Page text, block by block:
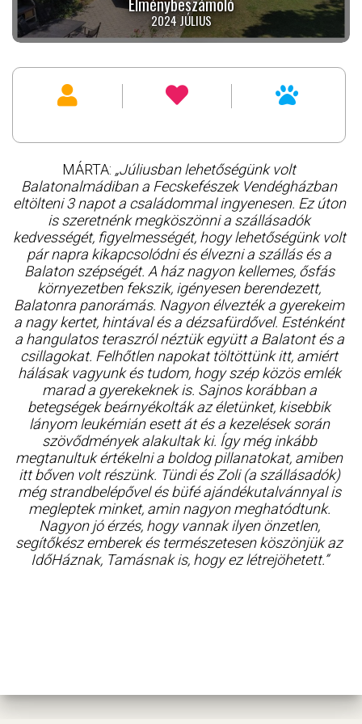
2024 JÚLIUS
MÁRTA: „Júliusban lehetőségünk volt
Balatonalmádiban a Fecskefészek Vendégházban
eltölteni 3 napot a családommal ingyenesen. Ez úton
is szeretnénk megköszönni a szállásadók
kedvességét, figyelmességét, hogy lehetőségünk volt
pár napra kikapcsolódni és élvezni a szállás és a
Balaton szépségét. A ház nagyon kellemes, ősfás
környezetben fekszik, igényesen berendezett,
Balatonra panorámás. Nagyon élvezték a gyerekeim
a nagy kertet, hintával és a dézsafürdővel. Esténként
a hangulatos teraszról néztük együtt a Balatont és a
csillagokat. Felhőtlen napokat töltöttünk itt, amiért
hálásak vagyunk és tudom, hogy szép közös emlék
marad a gyerekeknek is. Sajnos korábban a
betegségek beárnyékolták az életünket, kisebbik
lányom leukémián esett át és a kezelések során
szövődmények alakultak ki. Így még inkább
megtanultuk értékelni a boldog pillanatokat, amiben
itt bőven volt részünk. Tündi és Zoli (a szállásadók)
még strandbelépővel és büfé ajándékutalvánnyal is
megleptek minket, amin nagyon meghatódtunk.
Nagyon jó érzés, hogy vannak ilyen önzetlen,
segítőkész emberek és természetesen köszönjük az
IdőHáznak, Tamásnak is, hogy ez létrejöhetett.”